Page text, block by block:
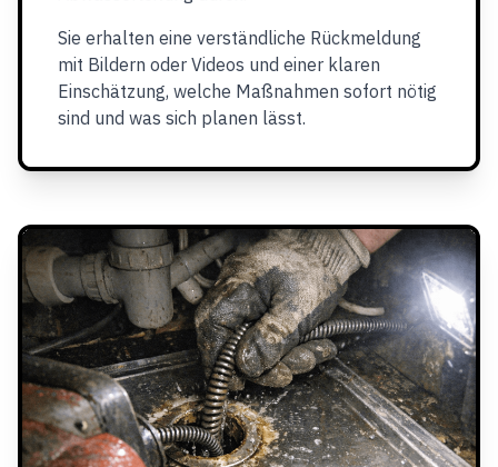
Sie erhalten eine verständliche Rückmeldung
mit Bildern oder Videos und einer klaren
Einschätzung, welche Maßnahmen sofort nötig
sind und was sich planen lässt.